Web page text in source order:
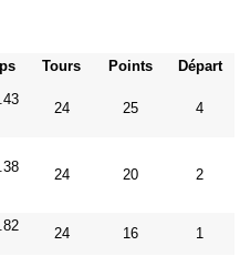
Tours Points Départ
24 25 4
24 20 2
24 16 1